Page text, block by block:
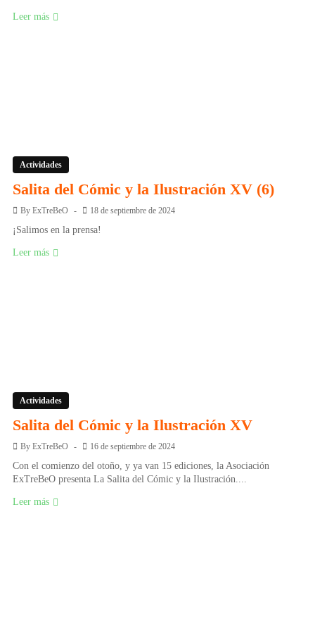
Leer más
Actividades
Salita del Cómic y la Ilustración XV (6)
By ExTreBeO 18 de septiembre de 2024
¡Salimos en la prensa!
Leer más
Actividades
Salita del Cómic y la Ilustración XV
By ExTreBeO 16 de septiembre de 2024
Con el comienzo del otoño, y ya van 15 ediciones, la Asociación
ExTreBeO presenta La Salita del Cómic y la Ilustración....
Leer más